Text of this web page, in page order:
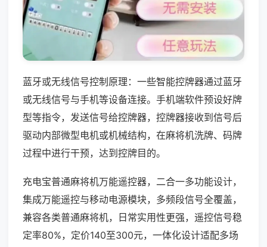
蓝牙或无线信号控制原理：一些智能控牌器通过蓝牙
或无线信号与手机等设备连接。手机端软件预设好牌
型等指令，发送信号给控牌器，控牌器接收到信号后
驱动内部微型电机或机械结构，在麻将机洗牌、码牌
过程中进行干预，达到控牌目的。
充电宝普通麻将机万能遥控器，二合一多功能设计，
集成万能遥控与移动电源模块，多频段信号全覆盖，
兼容各类普通麻将机，日常实用性更强，遥控信号稳
定率80%，定价140至300元，一体化设计适配多场